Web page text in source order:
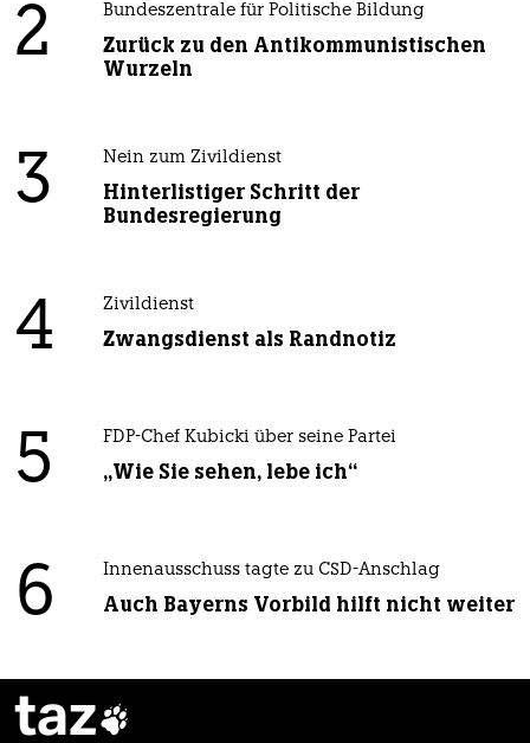
2 Bundeszentrale für Politische Bildung
Zurück zu den Antikommunistischen
Wurzeln
3 Nein zum Zivildienst
Hinterlistiger Schritt der
Bundesregierung
4 Zivildienst
Zwangsdienst als Randnotiz
5 FDP-Chef Kubicki über seine Partei
„Wie Sie sehen, lebe ich“
6 Innenausschuss tagte zu CSD-Anschlag
Auch Bayerns Vorbild hilft nicht weiter
taz